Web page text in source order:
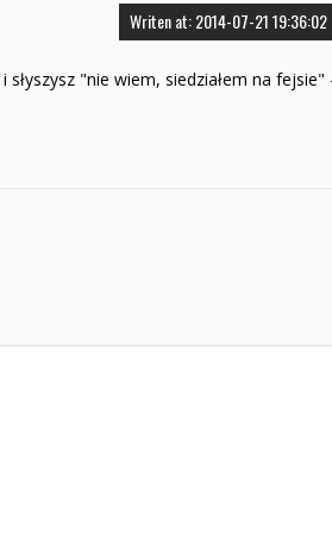
Writen at: 2014-07-21 19:36:02
"nie wiem, siedziałem na fejsie"